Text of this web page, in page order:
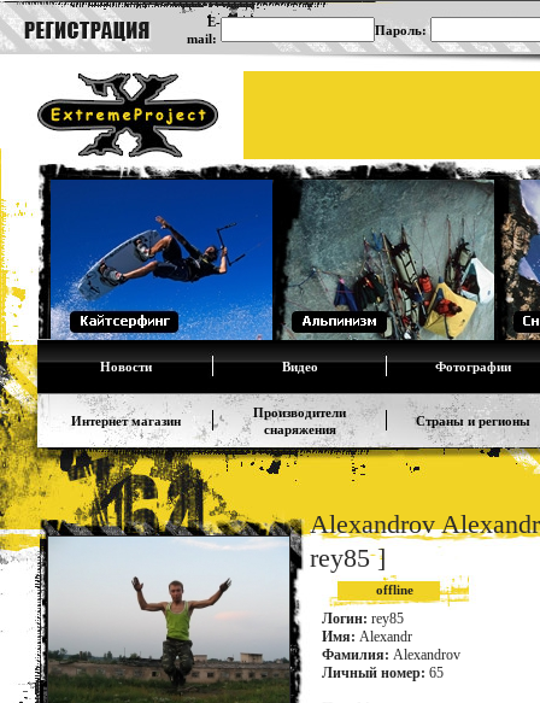
E-
mail:
Пароль:
Новости Видео Фотографии
Интернет магазин
Производители
снаряжения
Страны и регионы
Alexandrov
rey85 ]
offline
Логин: rey85
Имя: Alexandr
Фамилия: Alexandrov
Личный номер: 65